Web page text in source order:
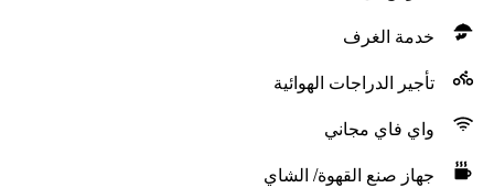
خدمة الغرف
تأجير الدراجات الهوائية
واي فاي مجاني
جهاز صنع القهوة/ الشاي